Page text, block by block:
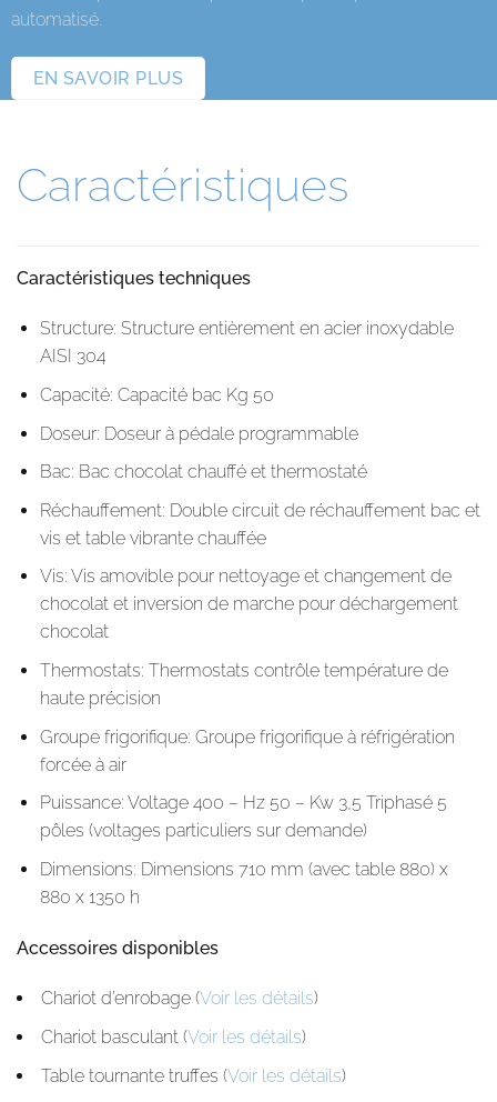
automatisé.
EN SAVOIR PLUS
Caractéristiques
Caractéristiques techniques
Structure: Structure entièrement en acier inoxydable
AISI 304
Capacité: Capacité bac Kg 50
Doseur: Doseur à pédale programmable
Bac: Bac chocolat chauffé et thermostaté
Réchauffement: Double circuit de réchauffement bac et
vis et table vibrante chauffée
Vis: Vis amovible pour nettoyage et changement de
chocolat et inversion de marche pour déchargement
chocolat
Thermostats: Thermostats contrôle température de
haute précision
Groupe frigorifique: Groupe frigorifique à réfrigération
forcée à air
Puissance: Voltage 400 – Hz 50 – Kw 3,5 Triphasé 5
pôles (voltages particuliers sur demande)
Dimensions: Dimensions 710 mm (avec table 880) x
880 x 1350 h
Accessoires disponibles
Chariot d’enrobage (Voir les détails)
Chariot basculant (Voir les détails)
Table tournante truffes (Voir les détails)